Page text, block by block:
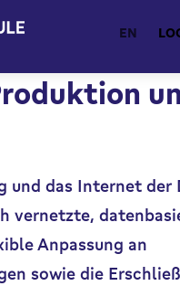
EN
und das Internet der
vernetzte,
Anpassung an
sowie die